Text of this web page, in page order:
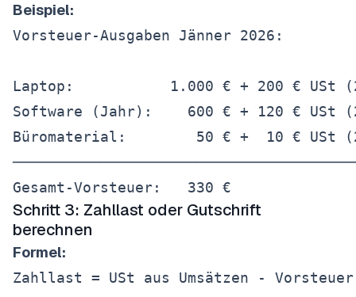
Beispiel:
Vorsteuer-Ausgaben Jänner 2026:
Laptop:           1.000 € + 200 € USt
Software (Jahr):    600 € + 120 € USt
Büromaterial:        50 € +  10 € USt
Schritt 3: Zahllast oder Gutschrift
berechnen
Formel:
Zahllast = USt aus Umsätzen - Vorsteuer